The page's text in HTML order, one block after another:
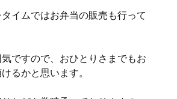
イムではお弁当の販売も行って
ですので、おひとりさまでもお
るかと思います。